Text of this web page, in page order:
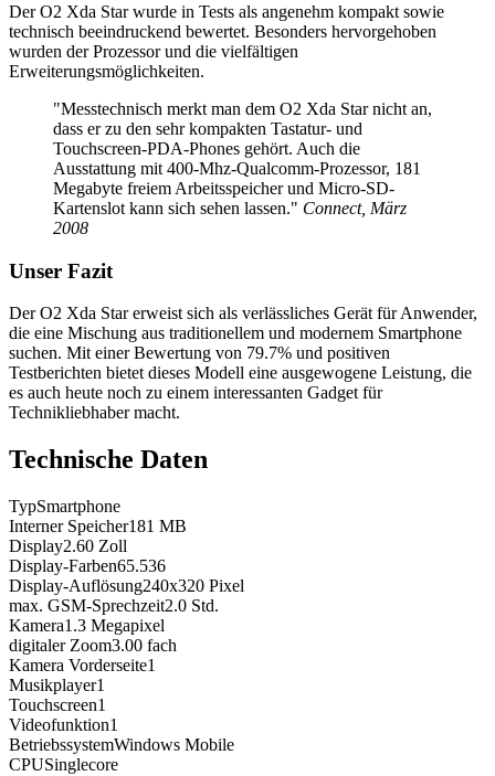
Der O2 Xda Star wurde in Tests als angenehm kompakt sowie
technisch beeindruckend bewertet. Besonders hervorgehoben
wurden der Prozessor und die vielfältigen
Erweiterungsmöglichkeiten.
"Messtechnisch merkt man dem O2 Xda Star nicht an,
dass er zu den sehr kompakten Tastatur- und
Touchscreen-PDA-Phones gehört. Auch die
Ausstattung mit 400-Mhz-Qualcomm-Prozessor, 181
Megabyte freiem Arbeitsspeicher und Micro-SD-
Kartenslot kann sich sehen lassen." Connect, März
2008
Unser Fazit
Der O2 Xda Star erweist sich als verlässliches Gerät für Anwender,
die eine Mischung aus traditionellem und modernem Smartphone
suchen. Mit einer Bewertung von 79.7% und positiven
Testberichten bietet dieses Modell eine ausgewogene Leistung, die
es auch heute noch zu einem interessanten Gadget für
Technikliebhaber macht.
Technische Daten
TypSmartphone
Interner Speicher181 MB
Display2.60 Zoll
Display-Farben65.536
Display-Auflösung240x320 Pixel
max. GSM-Sprechzeit2.0 Std.
Kamera1.3 Megapixel
digitaler Zoom3.00 fach
Kamera Vorderseite1
Musikplayer1
Touchscreen1
Videofunktion1
BetriebssystemWindows Mobile
CPUSinglecore